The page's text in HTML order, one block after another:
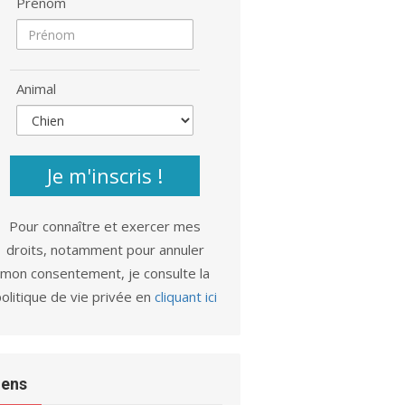
Animal
Je m'inscris !
Pour connaître et exercer mes
droits, notamment pour annuler
mon consentement, je consulte la
de vie privée en cliquant ici